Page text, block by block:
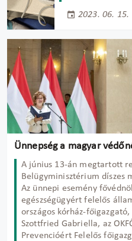
2023. 06. 15.
Ünnepség a magyar
A június 13-án megtartott
Belügyminisztérium díszes
Az ünnepi esemény
egészségügyért felelős
országos kórház-főigazgató,
Szottfried Gabriella, az
Prevencióért Felelős